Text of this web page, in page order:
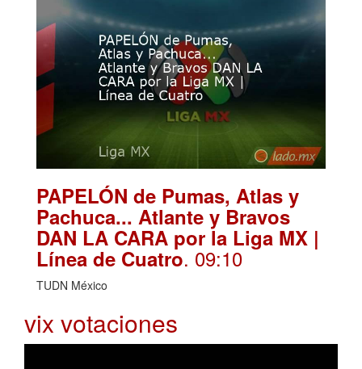
PAPELÓN de Pumas, Atlas y
Pachuca... Atlante y Bravos
DAN LA CARA por la Liga MX |
Línea de Cuatro. 09:10
TUDN México
vix votaciones